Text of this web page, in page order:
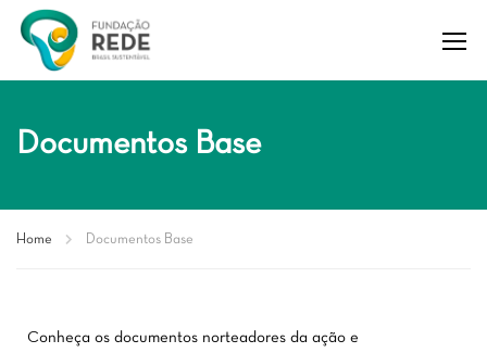
Documentos Base
Home Documentos Base
Conheça os documentos norteadores da ação e